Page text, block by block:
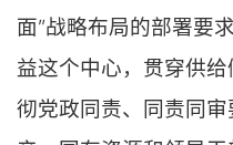
面”战略布局的部署要
益这个中心，贯穿供
彻党政同责、同责同